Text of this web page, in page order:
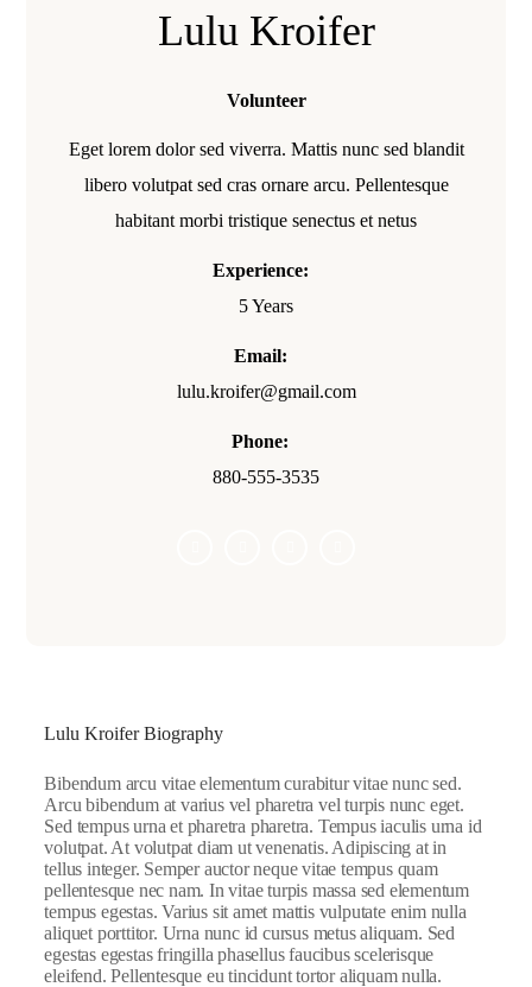
Lulu Kroifer
Volunteer
Eget lorem dolor sed viverra. Mattis nunc sed blandit
libero volutpat sed cras ornare arcu. Pellentesque
habitant morbi tristique senectus et netus
Experience:
5 Years
Email:
lulu.kroifer@gmail.com
Phone:
880-555-3535
Lulu Kroifer Biography
Bibendum arcu vitae elementum curabitur vitae nunc sed.
Arcu bibendum at varius vel pharetra vel turpis nunc eget.
Sed tempus urna et pharetra pharetra. Tempus iaculis urna id
volutpat. At volutpat diam ut venenatis. Adipiscing at in
tellus integer. Semper auctor neque vitae tempus quam
pellentesque nec nam. In vitae turpis massa sed elementum
tempus egestas. Varius sit amet mattis vulputate enim nulla
aliquet porttitor. Urna nunc id cursus metus aliquam. Sed
egestas egestas fringilla phasellus faucibus scelerisque
eleifend. Pellentesque eu tincidunt tortor aliquam nulla.